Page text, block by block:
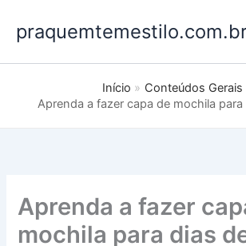
para
conteúdo
Início
Conteúdos Gerais
Aprenda a fazer capa de mochila
Aprenda a fazer
mochila para dias